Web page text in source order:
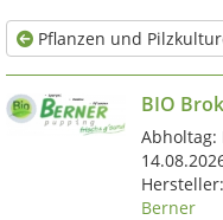
Pflanzen und
BIO
Abholtag:
Hersteller:
Berner